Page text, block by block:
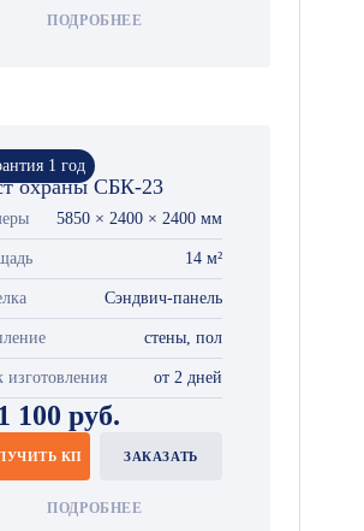
ПОДРОБНЕЕ
1 год
охраны СБК-23
5850 × 2400 × 2400 мм
14 м²
Сэндвич-панель
стены, пол
изготовления от 2 дней
100 руб.
КП ЗАКАЗАТЬ
ПОДРОБНЕЕ